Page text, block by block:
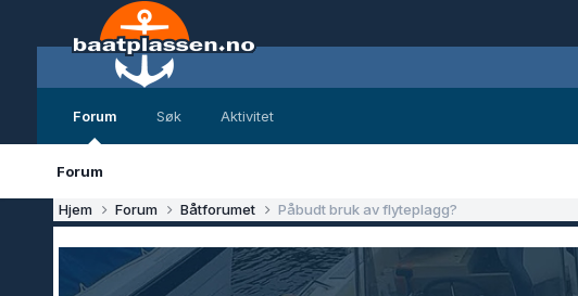
Forum
Forum
Søk Aktivitet
Hjem Forum Båtforumet Påbudt bruk av flyteplagg?